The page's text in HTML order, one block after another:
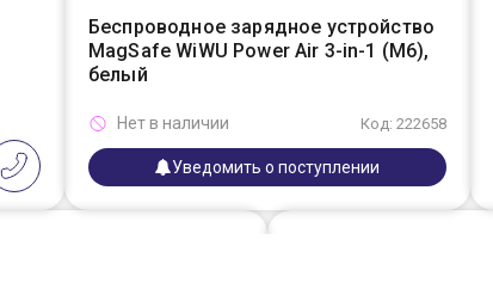
Беспроводное зарядное устройство
MagSafe WiWU Power Air 3-in-1 (M6),
белый
Код: 222658
Нет в наличии
Уведомить о поступлении